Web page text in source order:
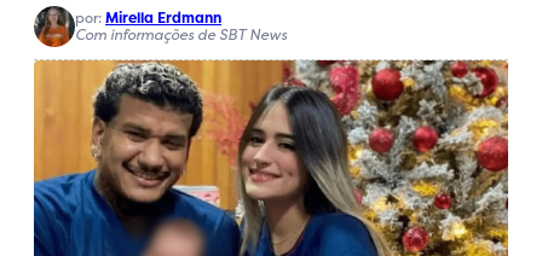
por:Mirella Erdmann
Com informações de SBT News